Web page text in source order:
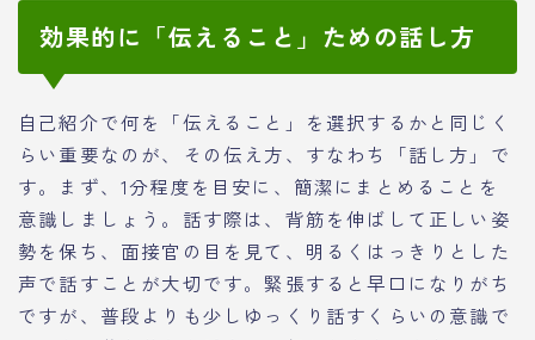
効果的に「伝えること」ための話し方
自己紹介で何を「伝えること」を選択するかと同じく
らい重要なのが、その伝え方、すなわち「話し方」で
す。まず、1分程度を目安に、簡潔にまとめることを
意識しましょう。話す際は、背筋を伸ばして正しい姿
勢を保ち、面接官の目を見て、明るくはっきりとした
声で話すことが大切です。緊張すると早口になりがち
ですが、普段よりも少しゆっくり話すくらいの意識で